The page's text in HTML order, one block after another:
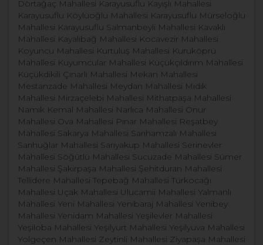
Dörtağaç Mahallesi Karayusuflu Kayışlı Mahallesi
Karayusuflu Köylüoğlu Mahallesi Karayusuflu Mürseloğlu
Mahallesi Karayusuflu Salmanbeyli Mahallesi Kavaklı
Mahallesi Kayalıbağ Mahallesi Kocavezir Mahallesi
Koyuncu Mahallesi Kurtuluş Mahallesi Kuruköprü
Mahallesi Kuyumcular Mahallesi Küçükçıldırım Mahallesi
Küçükdikili Çınarlı Mahallesi Mekan Mahallesi
Mestanzade Mahallesi Meydan Mahallesi Mıdık
Mahallesi Mirzaçelebi Mahallesi Mithatpaşa Mahallesi
Namık Kemal Mahallesi Narlıca Mahallesi Onur
Mahallesi Ova Mahallesi Pınar Mahallesi Reşatbey
Mahallesi Sakarya Mahallesi Sarıhamzalı Mahallesi
Sarıhuğlar Mahallesi Sarıyakup Mahallesi Serinevler
Mahallesi Söğütlü Mahallesi Sucuzade Mahallesi Sümer
Mahallesi Şakirpaşa Mahallesi Şehitduran Mahallesi
Tellidere Mahallesi Tepebağ Mahallesi Türkocağı
Mahallesi Uçak Mahallesi Ulucamii Mahallesi Yalmanlı
Mahallesi Yeni Mahallesi Yenibaraj Mahallesi Yenibey
Mahallesi Yenidam Mahallesi Yeşilevler Mahallesi
Yeşiloba Mahallesi Yeşilyurt Mahallesi Yeşilyuva Mahallesi
Yolgeçen Mahallesi Zeytinli Mahallesi Ziyapaşa Mahallesi